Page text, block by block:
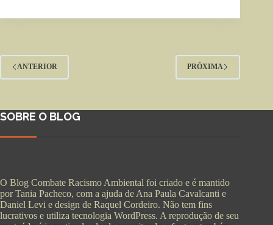
ANTERIOR PRÓXIMA
SOBRE O BLOG
O Blog Combate Racismo Ambiental foi criado e é mantido
por Tania Pacheco, com a ajuda de Ana Paula Cavalcanti e
Daniel Levi e design de Raquel Cordeiro. Não tem fins
lucrativos e utiliza tecnologia WordPress. A reprodução de seu